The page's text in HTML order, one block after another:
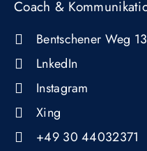
Coach &
Bentschener Weg
LnkedIn
Instagram
Xing
+49 30 44032371